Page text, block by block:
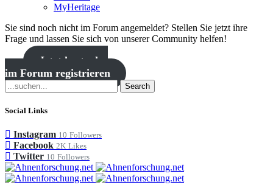
MyHeritage
Sie sind noch nicht im Forum angemeldet? Stellen Sie jetzt ihre
Frage und lassen Sie sich von unserer Community helfen!
Jetzt kostenlos
im Forum registrieren
Search
Social Links
Instagram 10 Followers
Facebook 2K Likes
Twitter 10 Followers